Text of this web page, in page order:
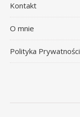
Kontakt
O mnie
Polityka Prywatności